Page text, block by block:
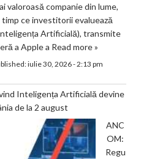
valoroasă companie din lume,
ce investitorii evaluează
Artificială), transmite
a Apple a Read more »
iulie 30, 2026 - 2:13 pm
Inteligența Artificială devine
de la 2 august
ANC
OM:
Regu